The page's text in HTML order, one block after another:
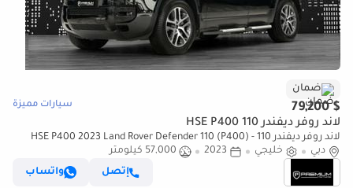
ضمان
$ 79,200 سيارات مميزة
لاند روفر ديفندر 110 HSE P400
لاند روفر ديفندر 110 HSE P400 2023 Land Rover Defender 110 (P400) -
GCC Specs - Pristine Condition P400
دبي خليجي 2023
57,000 كيلومتر
إتصل
واتساب